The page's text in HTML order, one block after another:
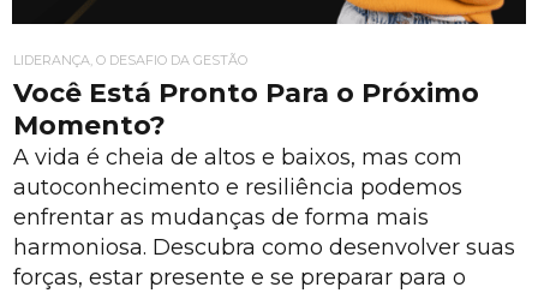
LIDERANÇA, O DESAFIO DA GESTÃO
Você Está Pronto Para o Próximo
Momento?
A vida é cheia de altos e baixos, mas com
autoconhecimento e resiliência podemos
enfrentar as mudanças de forma mais
harmoniosa. Descubra como desenvolver suas
forças, estar presente e se preparar para o